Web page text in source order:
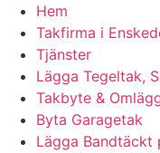
Hem
Takfirma i
Tjänster
Lägga Tegeltak,
Takbyte &
Byta Garagetak
Lägga Bandtäckt